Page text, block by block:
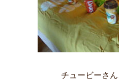
チュービーさ